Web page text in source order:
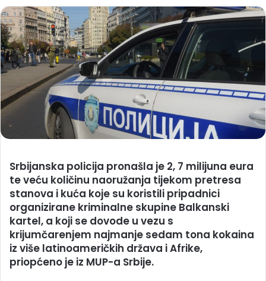
Srbijanska policija pronašla je 2, 7 milijuna eura
te veću količinu naoružanja tijekom pretresa
stanova i kuća koje su koristili pripadnici
organizirane kriminalne skupine Balkanski
kartel, a koji se dovode u vezu s
krijumčarenjem najmanje sedam tona kokaina
iz više latinoameričkih država i Afrike,
priopćeno je iz MUP-a Srbije.